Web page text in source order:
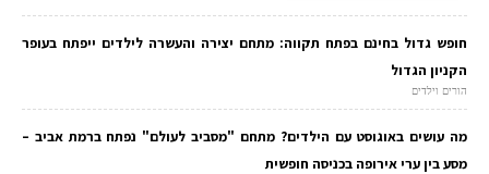
חופש גדול בחינם בפתח תקווה: מתחם יצירה והעשרה לילדים ייפתח בעופר
הקניון הגדול
הורים וילדים
מה עושים באוגוסט עם הילדים? מתחם "מסביב לעולם" נפתח ברמת אביב –
מסע בין ערי אירופה בכניסה חופשית